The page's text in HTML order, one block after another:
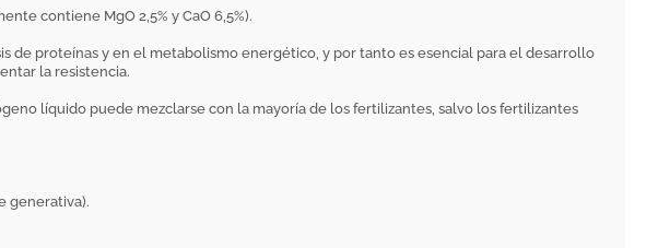
contiene MgO 2,5% y CaO 6,5%).
de proteínas y en el metabolismo energético, y por tanto es esencial para el desarrollo
la resistencia.
líquido puede mezclarse con la mayoría de los fertilizantes, salvo los fertilizantes
generativa).